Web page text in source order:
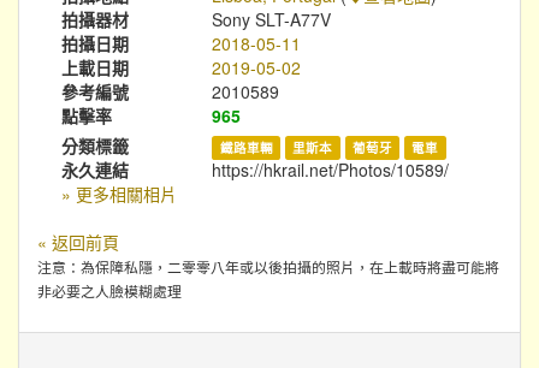
拍攝器材
Sony SLT-A77V
拍攝日期
2018-05-11
上載日期
2019-05-02
參考編號
2010589
點擊率
965
分類標籤
鐵路車輛 里斯本 葡萄牙 電車
永久連結
https://hkrail.net/Photos/10589/
» 更多相關相片
« 返回前頁
注意：為保障私隱，二零零八年或以後拍攝的照片，在上載時將盡可能將
非必要之人臉模糊處理